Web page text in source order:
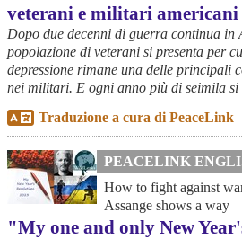
veterani e militari americani
Dopo due decenni di guerra continua in
popolazione di veterani si presenta per
depressione rimane una delle principali
nei militari. E ogni anno più di seimila si
Traduzione a cura di PeaceLink
PEACELINK
How to fight against
Assange shows a way
"My one and only New